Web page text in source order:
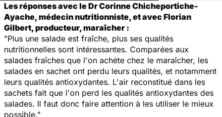
Les réponses avec le Dr Corinne Chicheportiche-
Ayache, médecin nutritionniste, et avec Florian
Gilbert, producteur, maraîcher :
"Plus une salade est fraîche, plus ses qualités
nutritionnelles sont intéressantes. Comparées aux
salades fraîches que l'on achète chez le maraîcher, les
salades en sachet ont perdu leurs qualités, et notamment
leurs qualités antioxydantes. L'air reconstitué dans les
sachets fait que l'on perd les qualités antioxydantes des
salades. Il faut donc faire attention à les utiliser le mieux
possible."